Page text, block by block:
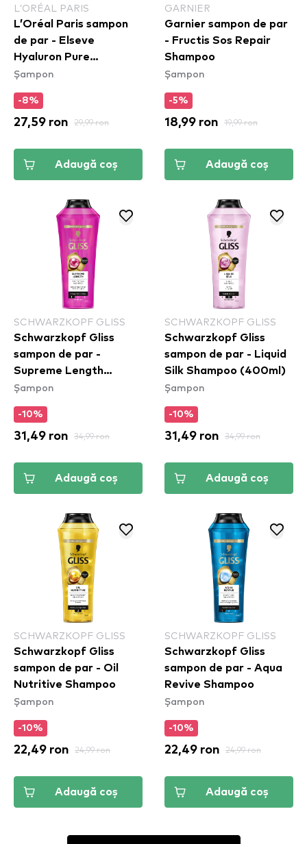
L’ORÉAL PARIS
L’Oréal Paris sampon
de par - Elseve
Hyaluron Pure
Shampoo (400ml)
Șampon
-8%
27,59 ron 29,99 ron
Adaugă coș
GARNIER
Garnier sampon de par
- Fructis Sos Repair
Shampoo
Șampon
-5%
18,99 ron 19,99 ron
Adaugă coș
SCHWARZKOPF GLISS
Schwarzkopf Gliss
sampon de par -
Supreme Length
Shampoo (400ml)
Șampon
-10%
31,49 ron 34,99 ron
Adaugă coș
SCHWARZKOPF GLISS
Schwarzkopf Gliss
sampon de par - Liquid
Silk Shampoo (400ml)
Șampon
-10%
31,49 ron 34,99 ron
Adaugă coș
SCHWARZKOPF GLISS
Schwarzkopf Gliss
sampon de par - Oil
Nutritive Shampoo
Șampon
-10%
22,49 ron 24,99 ron
Adaugă coș
SCHWARZKOPF GLISS
Schwarzkopf Gliss
sampon de par - Aqua
Revive Shampoo
Șampon
-10%
22,49 ron 24,99 ron
Adaugă coș